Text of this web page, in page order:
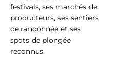
festivals, ses marchés de
producteurs, ses sentiers
de randonnée et ses
spots de plongée
reconnus.